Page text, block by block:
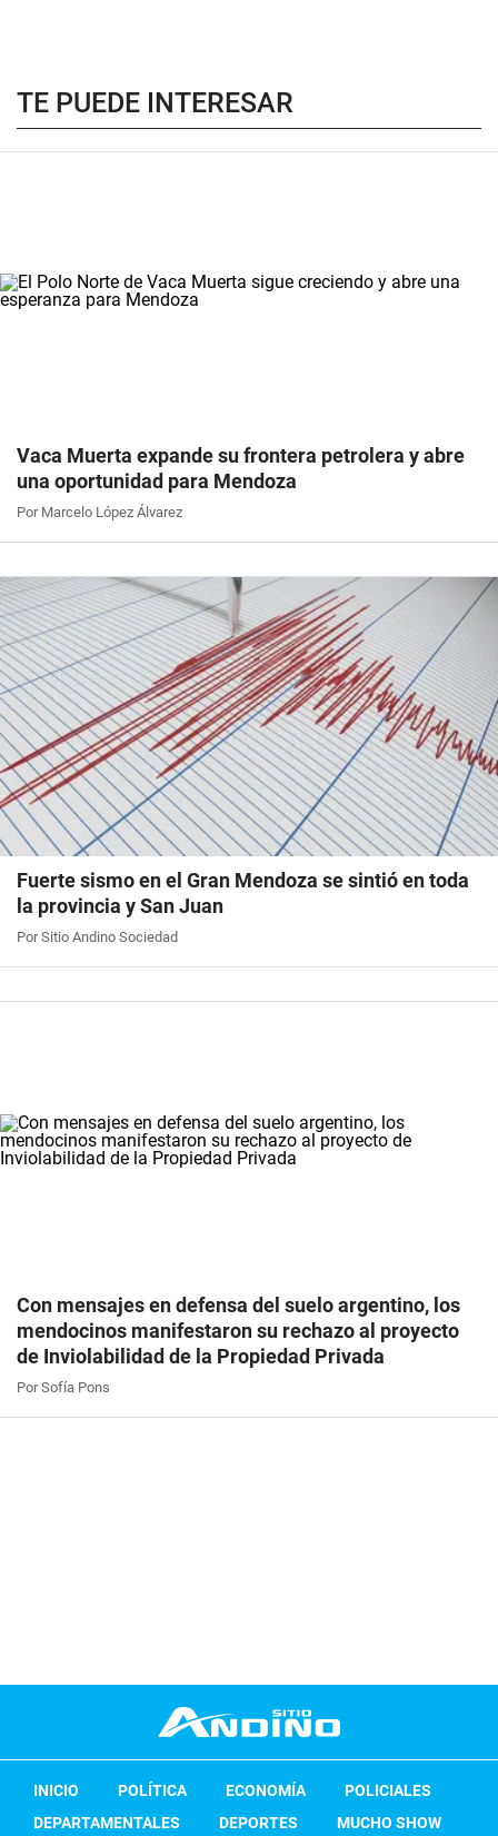
TE PUEDE INTERESAR
Vaca Muerta expande su frontera petrolera y abre
una oportunidad para Mendoza
Por Marcelo López Álvarez
Fuerte sismo en el Gran Mendoza se sintió en toda
la provincia y San Juan
Por Sitio Andino Sociedad
Con mensajes en defensa del suelo argentino, los
mendocinos manifestaron su rechazo al proyecto
de Inviolabilidad de la Propiedad Privada
Por Sofía Pons
INICIO POLÍTICA ECONOMÍA
POLICIALES
DEPARTAMENTALES
DEPORTES MUCHO SHOW